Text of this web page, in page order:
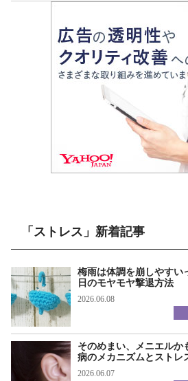
「ストレス」新着記事
梅雨は体調を崩しやすい
日のモヤモヤ撃退方法
2026.06.08
そのめまい、メニエルか
病のメカニズムとストレ
2026.06.07